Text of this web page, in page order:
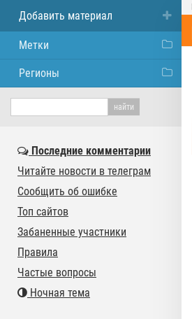
Добавить материал
Метки
Регионы
Последние комментарии
Читайте новости в телеграм
Сообщить об ошибке
Топ сайтов
Забаненные участники
Правила
Частые вопросы
Ночная тема